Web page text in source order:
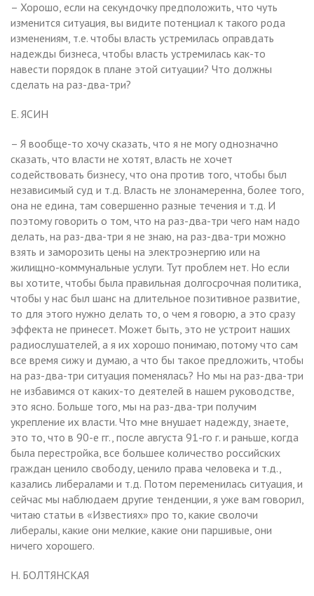
– Хорошо, если на секундочку предположить, что чуть
изменится ситуация, вы видите потенциал к такого рода
изменениям, т.е. чтобы власть устремилась оправдать
надежды бизнеса, чтобы власть устремилась как-то
навести порядок в плане этой ситуации? Что должны
сделать на раз-два-три?
Е. ЯСИН
– Я вообще-то хочу сказать, что я не могу однозначно
сказать, что власти не хотят, власть не хочет
содействовать бизнесу, что она против того, чтобы был
независимый суд и т.д. Власть не злонамеренна, более того,
она не едина, там совершенно разные течения и т.д. И
поэтому говорить о том, что на раз-два-три чего нам надо
делать, на раз-два-три я не знаю, на раз-два-три можно
взять и заморозить цены на электроэнергию или на
жилищно-коммунальные услуги. Тут проблем нет. Но если
вы хотите, чтобы была правильная долгосрочная политика,
чтобы у нас был шанс на длительное позитивное развитие,
то для этого нужно делать то, о чем я говорю, а это сразу
эффекта не принесет. Может быть, это не устроит наших
радиослушателей, а я их хорошо понимаю, потому что сам
все время сижу и думаю, а что бы такое предложить, чтобы
на раз-два-три ситуация поменялась? Но мы на раз-два-три
не избавимся от каких-то деятелей в нашем руководстве,
это ясно. Больше того, мы на раз-два-три получим
укрепление их власти. Что мне внушает надежду, знаете,
это то, что в 90-е гг., после августа 91-го г. и раньше, когда
была перестройка, все большее количество российских
граждан ценило свободу, ценило права человека и т.д.,
казались либералами и т.д. Потом переменилась ситуация, и
сейчас мы наблюдаем другие тенденции, я уже вам говорил,
читаю статьи в «Известиях» про то, какие сволочи
либералы, какие они мелкие, какие они паршивые, они
ничего хорошего.
Н. БОЛТЯНСКАЯ